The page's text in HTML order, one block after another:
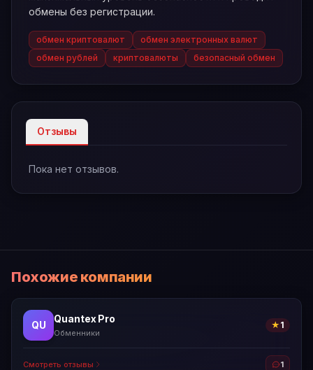
обмены без регистрации.
обмен криптовалют
обмен электронных валют
обмен рублей
криптовалюты безопасный обмен
Отзывы
Пока нет отзывов.
Похожие компании
QU
Quantex Pro
Обменники
★ 1
Смотреть отзывы 1